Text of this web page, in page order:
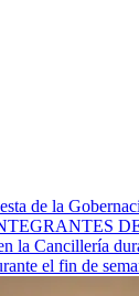
de la
la Cancillería
el fin de